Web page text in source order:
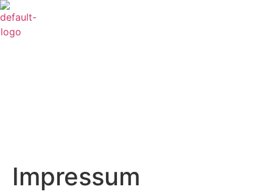
Impressum